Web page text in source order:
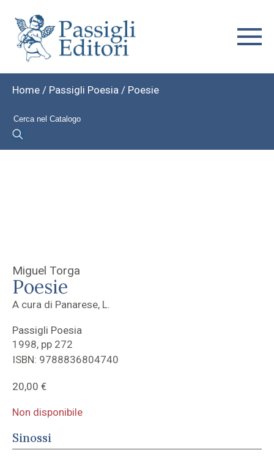
Home / Passigli Poesia / Poesie
Miguel Torga
Poesie
A cura di Panarese, L.
Passigli Poesia
1998, pp 272
ISBN: 9788836804740
20,00 €
Non disponibile
Sinossi